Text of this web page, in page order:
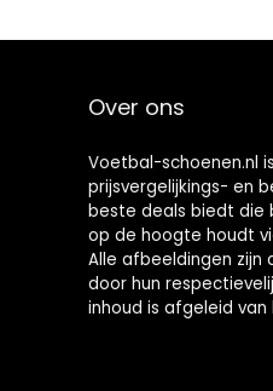
Over ons
Voetbal-schoenen.nl
prijsvergelijkings- en
beste deals biedt die
op de hoogte houdt
Alle afbeeldingen zijn
door hun
inhoud is afgeleid